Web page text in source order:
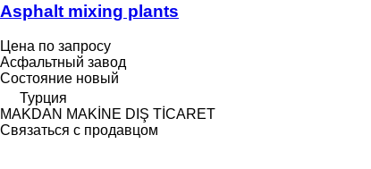
Asphalt mixing plants
Цена по запросу
Асфальтный завод
Состояние новый
Турция
MAKDAN MAKİNE DIŞ TİCARET
Связаться с продавцом